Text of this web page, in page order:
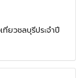
ยวชลบุรีประจำปี